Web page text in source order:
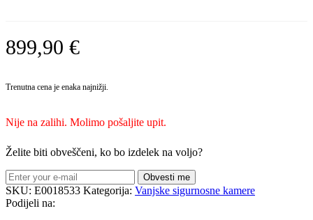
899,90 €
Trenutna cena je enaka najnižji.
Nije na zalihi. Molimo pošaljite upit.
Želite biti obveščeni, ko bo izdelek na voljo?
Obvesti me
SKU: E0018533 Kategorija: Vanjske sigurnosne kamere
Podijeli na: